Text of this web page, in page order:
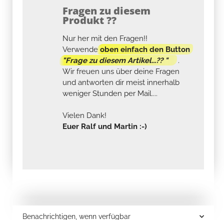
Fragen zu diesem
Produkt ??
Nur her mit den Fragen!!
Verwendeoben einfach den Button
"Frage zu diesem Artikel...?? "
.
Wir freuen uns über deine Fragen
und antworten dir meist innerhalb
weniger Stunden per Mail....
Vielen Dank!
Euer Ralf und Martin :-)
Benachrichtigen, wenn verfügbar